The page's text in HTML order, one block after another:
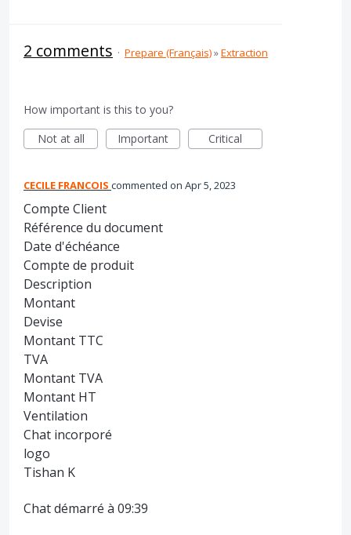
2 comments · Prepare (Français)»Extraction
How important is this to you?
Not at all
Important Critical
CECILE FRANCOIS commented Apr 5, 2023
Compte Client
Référence du document
Date d'échéance
Compte de produit
Description
Montant
Devise
Montant TTC
TVA
Montant TVA
Montant HT
Ventilation
Chat incorporé
logo
Tishan K
Chat démarré à 09:39